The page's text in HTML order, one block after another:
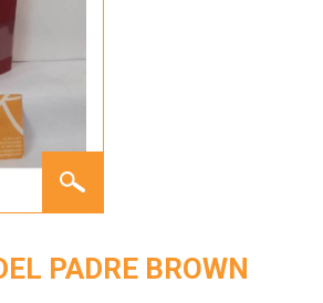
CANDOR
PADRE BROWN